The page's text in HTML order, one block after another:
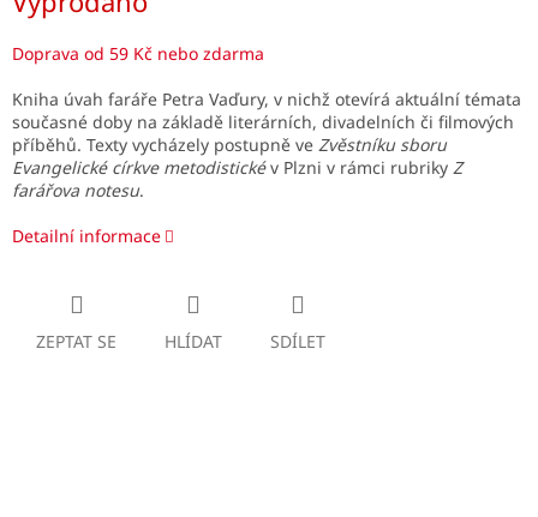
cena:
Doprava od 59 Kč nebo zdarma
Kniha úvah faráře Petra Vaďury, v nichž otevírá aktuální témata
současné doby na základě literárních, divadelních či filmových
příběhů. Texty vycházely postupně ve Zvěstníku sboru
Evangelické církve metodistickév Plzni v rámci rubriky Z
farářova notesu.
Detailní informace
ZEPTAT SE HLÍDAT SDÍLET